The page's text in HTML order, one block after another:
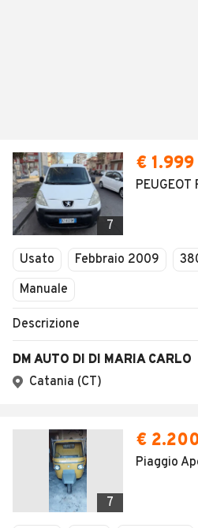
7
€ 1.999
PEUGEOT
Usato Febbraio 2009
Manuale
Descrizione
DM AUTO DI DI MARIA CARLO
Catania (CT)
7
€
Piaggio